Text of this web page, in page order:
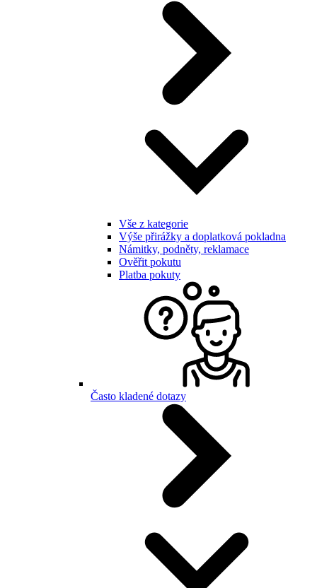
Vše z kategorie
Výše přirážky a doplatková pokladna
Námitky, podněty, reklamace
Ověřit pokutu
Platba pokuty
Často kladené dotazy